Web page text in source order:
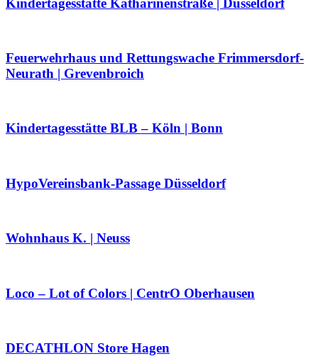
Feuerwehrhaus und Rettungswache Frimmersdorf-
Neurath | Grevenbroich
Kindertagesstätte BLB – Köln | Bonn
HypoVereinsbank-Passage Düsseldorf
Wohnhaus K. | Neuss
Loco – Lot of Colors | CentrO Oberhausen
DECATHLON Store Hagen